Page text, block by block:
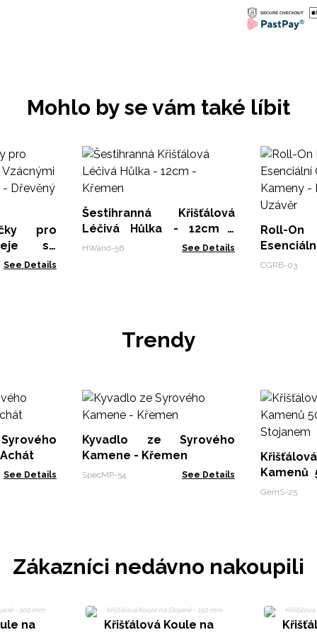
Mohlo by se vám také líbit
pro
se
-
See Details
Šestihranná Křišťálová
Léčivá Hůlka - 12cm -
Křemen
HWand-56 See Details
Roll-
CGRB-03
Trendy
See Details
Kyvadlo ze Syrového
Kamene - Křemen
SpecMP-54 See Details
Kamenů
se
GemS-25
Zákazníci nedávno nakoupili
na
Křišťálová Koule na